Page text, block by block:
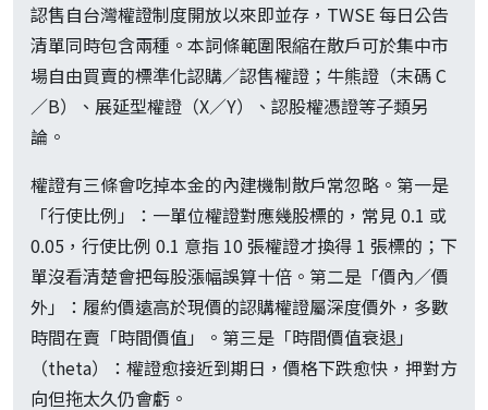
認售自台灣權證制度開放以來即並存，TWSE 每日公告
清單同時包含兩種。本詞條範圍限縮在散戶可於集中市
場自由買賣的標準化認購／認售權證；牛熊證（末碼 C
／B）、展延型權證（X／Y）、認股權憑證等子類另
論。
權證有三條會吃掉本金的內建機制散戶常忽略。第一是
「行使比例」：一單位權證對應幾股標的，常見 0.1 或
0.05，行使比例 0.1 意指 10 張權證才換得 1 張標的；下
單沒看清楚會把每股漲幅誤算十倍。第二是「價內／價
外」：履約價遠高於現價的認購權證屬深度價外，多數
時間在賣「時間價值」。第三是「時間價值衰退」
（theta）：權證愈接近到期日，價格下跌愈快，押對方
向但拖太久仍會虧。